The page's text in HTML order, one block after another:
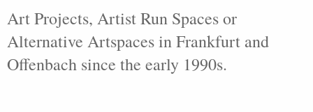
Art Projects, Artist Run Spaces or
Alternative Artspaces in Frankfurt and
Offenbach since the early 1990s.